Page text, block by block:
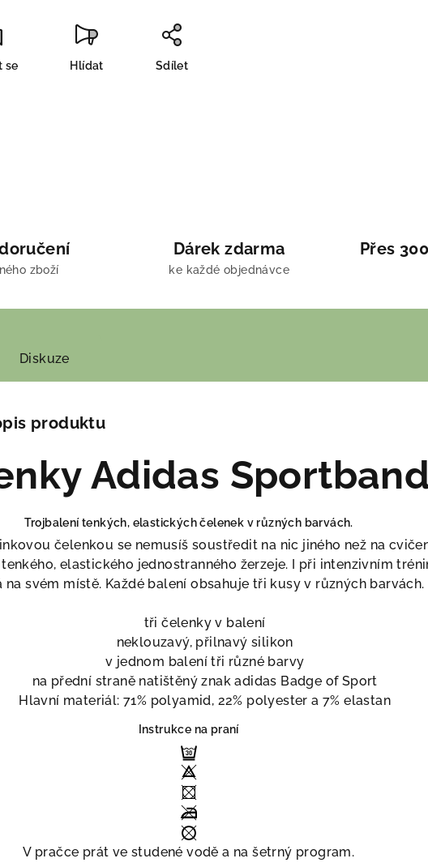
se Hlídat Sdílet
zboží
Dárek zdarma
ke každé objednávce
Přes
Diskuze
produktu
Adidas
Trojbalení tenkých, elastických čelenek v různých barvách.
čelenkou se nemusíš soustředit na nic jiného než na
elastického jednostranného žerzeje. I při intenzivním
na svém místě. Každé balení obsahuje tři kusy v různých barvách.
tři čelenky v balení
neklouzavý, přilnavý silikon
v jednom balení tři různé barvy
na přední straně natištěný znak adidas Badge of Sport
Hlavní materiál: 71% polyamid, 22% polyester a 7% elastan
Instrukce na praní
V pračce prát ve studené vodě a na šetrný program.